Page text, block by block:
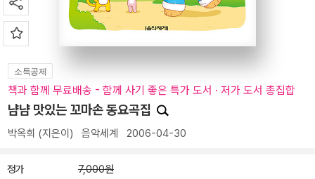
소득공제
책과 함께 무료배송 - 함께 사기 좋은 특가 도서 · 저가 도서 총집합
냠냠 맛있는 꼬마손 동요곡집
박옥희 (지은이) 음악세계 2006-04-30
정가 7,000원